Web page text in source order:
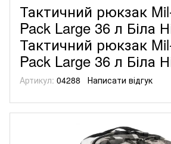
Тактичний рюкзак
Pack Large 36 л Біла
Тактичний рюкзак
Pack Large 36 л Біла
Артикул: 04288 Написати відгук